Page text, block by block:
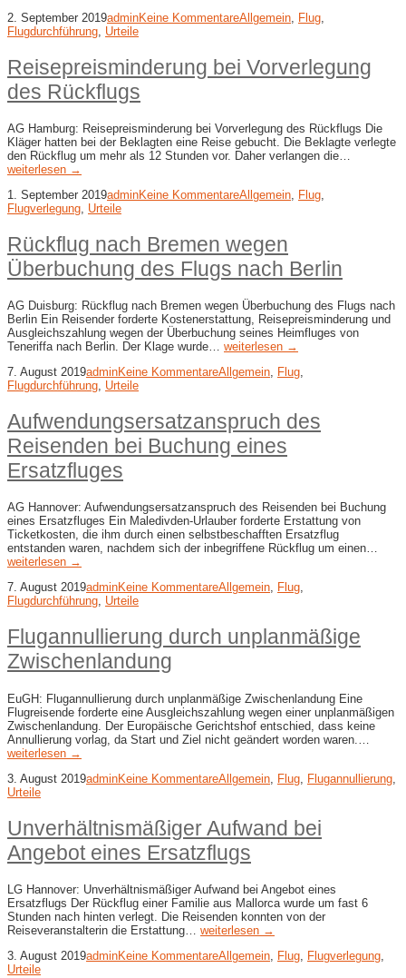
2. September 2019adminKeine KommentareAllgemein Flug
Flugdurchführung Urteile
Reisepreisminderung bei Vorverlegung
des Rückflugs
AG Hamburg: Reisepreisminderung bei Vorverlegung des Rückflugs Die
Kläger hatten bei der Beklagten eine Reise gebucht. Die Beklagte verlegte
den Rückflug um mehr als 12 Stunden vor. Daher verlangen die…
weiterlesen →
1. September 2019adminKeine KommentareAllgemein, Flug,
Flugverlegung, Urteile
Rückflug nach Bremen wegen
Überbuchung des Flugs nach Berlin
AG Duisburg: Rückflug nach Bremen wegen Überbuchung des Flugs nach
Berlin Ein Reisender forderte Kostenerstattung, Reisepreisminderung und
Ausgleichszahlung wegen der Überbuchung seines Heimfluges von
Teneriffa nach Berlin. Der Klage wurde… weiterlesen →
7. August 2019adminKeine KommentareAllgemein, Flug,
Flugdurchführung, Urteile
Aufwendungsersatzanspruch des
Reisenden bei Buchung eines
Ersatzfluges
AG Hannover: Aufwendungsersatzanspruch des Reisenden bei Buchung
eines Ersatzfluges Ein Maledivden-Urlauber forderte Erstattung von
Ticketkosten, die ihm durch einen selbstbeschafften Ersatzflug
entstanden waren, nachdem sich der inbegriffene Rückflug um einen…
weiterlesen →
7. August 2019adminKeine KommentareAllgemein, Flug,
Flugdurchführung, Urteile
Flugannullierung durch unplanmäßige
Zwischenlandung
EuGH: Flugannullierung durch unplanmäßige Zwischenlandung Eine
Flugreisende forderte eine Ausgleichszahlung wegen einer unplanmäßigen
Zwischenlandung. Der Europäische Gerichtshof entschied, dass keine
Annullierung vorlag, da Start und Ziel nicht geändert worden waren.…
weiterlesen →
3. August 2019adminKeine KommentareAllgemein Flug Flugannullierung
Urteile
Unverhältnismäßiger Aufwand bei
Angebot eines Ersatzflugs
LG Hannover: Unverhältnismäßiger Aufwand bei Angebot eines
Ersatzflugs Der Rückflug einer Familie aus Mallorca wurde um fast 6
Stunden nach hinten verlegt. Die Reisenden konnten von der
Reiseveranstalterin die Erstattung… weiterlesen →
3. August 2019adminKeine KommentareAllgemein Flug Flugverlegung
Urteile